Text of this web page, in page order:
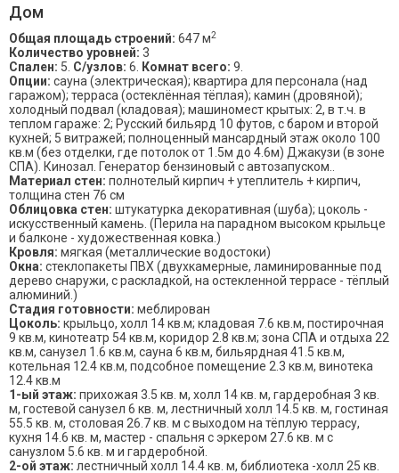
Дом
Общая площадь строений: 647 м2
Количество уровней: 3
Спален: 5. С/узлов: 6. Комнат всего: 9.
Опции: сауна (электрическая); квартира для персонала (над
гаражом); терраса (остеклённая тёплая); камин (дровяной);
холодный подвал (кладовая); машиномест крытых: 2, в т.ч. в
теплом гараже: 2; Русский бильярд 10 футов, с баром и второй
кухней; 5 витражей; полноценный мансардный этаж около 100
кв.м (без отделки, где потолок от 1.5м до 4.6м) Джакузи (в зоне
СПА). Кинозал. Генератор бензиновый с автозапуском..
Материал стен: полнотелый кирпич + утеплитель + кирпич,
толщина стен 76 см
Облицовка стен: штукатурка декоративная (шуба); цоколь -
искусственный камень. (Перила на парадном высоком крыльце
и балконе - художественная ковка.)
Кровля: мягкая (металлические водостоки)
Окна: стеклопакеты ПВХ (двухкамерные, ламинированные под
дерево снаружи, с раскладкой, на остекленной террасе - тёплый
алюминий.)
Стадия готовности: меблирован
Цоколь: крыльцо, холл 14 кв.м; кладовая 7.6 кв.м, постирочная
9 кв.м, кинотеатр 54 кв.м, коридор 2.8 кв.м; зона СПА и отдыха 22
кв.м, санузел 1.6 кв.м, сауна 6 кв.м, бильярдная 41.5 кв.м,
котельная 12.4 кв.м, подсобное помещение 2.3 кв.м, винотека
12.4 кв.м
1-ый этаж: прихожая 3.5 кв. м, холл 14 кв. м, гардеробная 3 кв.
м, гостевой санузел 6 кв. м, лестничный холл 14.5 кв. м, гостиная
55.5 кв. м, столовая 26.7 кв. м с выходом на тёплую террасу,
кухня 14.6 кв. м, мастер - спальня с эркером 27.6 кв. м с
санузлом 5.6 кв. м и гардеробной.
2-ой этаж: лестничный холл 14.4 кв. м, библиотека -холл 25 кв.